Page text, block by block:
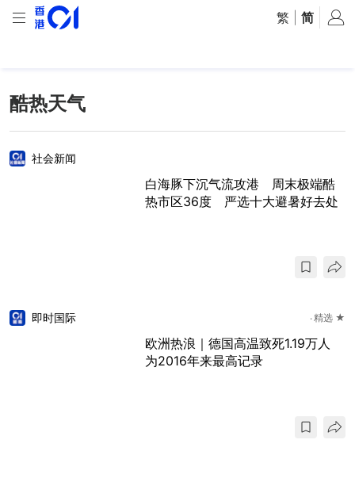
繁 简
酷热天气
社会新闻
白海豚下沉气流攻港 周末极端酷
热市区36度 严选十大避暑好去处
即时国际 精选 ★
欧洲热浪｜德国高温致死1.19万人
为2016年来最高记录